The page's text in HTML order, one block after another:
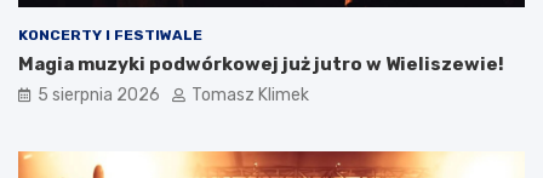
KONCERTY I FESTIWALE
Magia muzyki podwórkowej już jutro w Wieliszewie!
5 sierpnia 2026 Tomasz Klimek